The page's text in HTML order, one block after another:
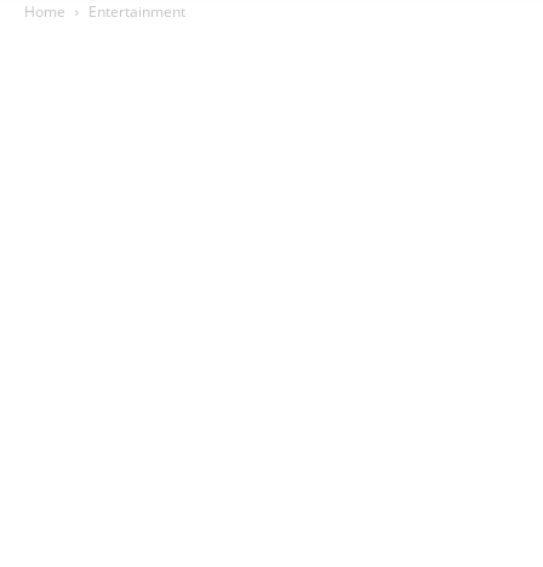
Home Entertainment